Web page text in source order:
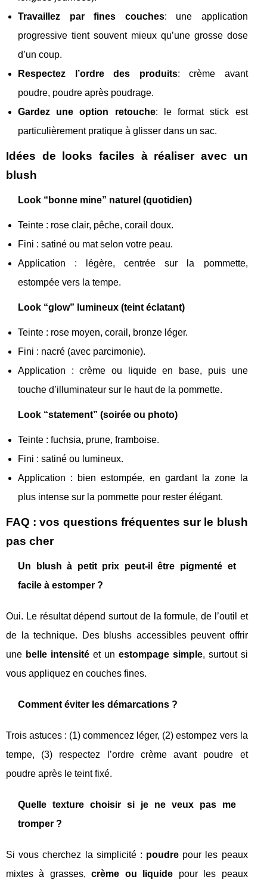
Travaillez par fines couches: une application
progressive tient souvent mieux qu’une grosse dose
d’un coup.
Respectez l’ordre des produits: crème avant
poudre, poudre après poudrage.
Gardez une option retouche: le format stick est
particulièrement pratique à glisser dans un sac.
Idées de looks faciles à réaliser avec un
blush
Look “bonne mine” naturel (quotidien)
Teinte : rose clair, pêche, corail doux.
Fini : satiné ou mat selon votre peau.
Application : légère, centrée sur la pommette,
estompée vers la tempe.
Look “glow” lumineux (teint éclatant)
Teinte : rose moyen, corail, bronze léger.
Fini : nacré (avec parcimonie).
Application : crème ou liquide en base, puis une
touche d’illuminateur sur le haut de la pommette.
Look “statement” (soirée ou photo)
Teinte : fuchsia, prune, framboise.
Fini : satiné ou lumineux.
Application : bien estompée, en gardant la zone la
plus intense sur la pommette pour rester élégant.
FAQ : vos questions fréquentes sur le blush
pas cher
Un blush à petit prix peut-il être pigmenté et
facile à estomper ?
Oui. Le résultat dépend surtout de la formule, de l’outil et
de la technique. Des blushs accessibles peuvent offrir
une belle intensitéet un estompage simple, surtout si
vous appliquez en couches fines.
Comment éviter les démarcations ?
Trois astuces : (1) commencez léger, (2) estompez vers la
tempe, (3) respectez l’ordre crème avant poudre et
poudre après le teint fixé.
Quelle texture choisir si je ne veux pas me
tromper ?
Si vous cherchez la simplicité : poudre pour les peaux
mixtes à grasses,crème ou liquide pour les peaux